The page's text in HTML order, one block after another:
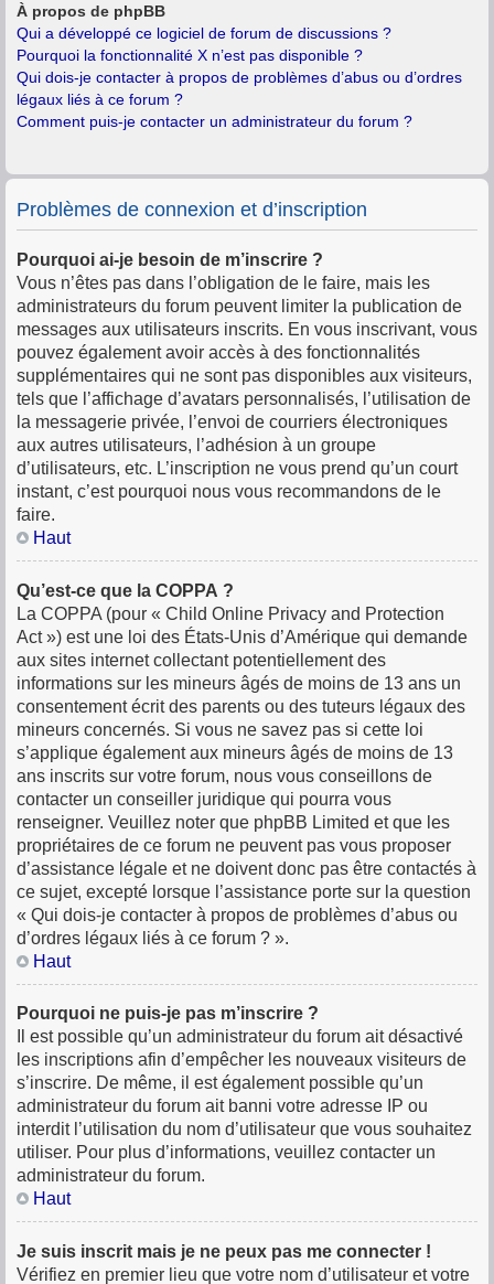
À propos de phpBB
Qui a développé ce logiciel de forum de discussions ?
Pourquoi la fonctionnalité X n’est pas disponible ?
Qui dois-je contacter à propos de problèmes d’abus ou d’ordres
légaux liés à ce forum ?
Comment puis-je contacter un administrateur du forum ?
Problèmes de connexion et d’inscription
Pourquoi ai-je besoin de m’inscrire ?
Vous n’êtes pas dans l’obligation de le faire, mais les
administrateurs du forum peuvent limiter la publication de
messages aux utilisateurs inscrits. En vous inscrivant, vous
pouvez également avoir accès à des fonctionnalités
supplémentaires qui ne sont pas disponibles aux visiteurs,
tels que l’affichage d’avatars personnalisés, l’utilisation de
la messagerie privée, l’envoi de courriers électroniques
aux autres utilisateurs, l’adhésion à un groupe
d’utilisateurs, etc. L’inscription ne vous prend qu’un court
instant, c’est pourquoi nous vous recommandons de le
faire.
Haut
Qu’est-ce que la COPPA ?
La COPPA (pour « Child Online Privacy and Protection
Act ») est une loi des États-Unis d’Amérique qui demande
aux sites internet collectant potentiellement des
informations sur les mineurs âgés de moins de 13 ans un
consentement écrit des parents ou des tuteurs légaux des
mineurs concernés. Si vous ne savez pas si cette loi
s’applique également aux mineurs âgés de moins de 13
ans inscrits sur votre forum, nous vous conseillons de
contacter un conseiller juridique qui pourra vous
renseigner. Veuillez noter que phpBB Limited et que les
propriétaires de ce forum ne peuvent pas vous proposer
d’assistance légale et ne doivent donc pas être contactés à
ce sujet, excepté lorsque l’assistance porte sur la question
« Qui dois-je contacter à propos de problèmes d’abus ou
d’ordres légaux liés à ce forum ? ».
Haut
Pourquoi ne puis-je pas m’inscrire ?
Il est possible qu’un administrateur du forum ait désactivé
les inscriptions afin d’empêcher les nouveaux visiteurs de
s’inscrire. De même, il est également possible qu’un
administrateur du forum ait banni votre adresse IP ou
interdit l’utilisation du nom d’utilisateur que vous souhaitez
utiliser. Pour plus d’informations, veuillez contacter un
administrateur du forum.
Haut
Je suis inscrit mais je ne peux pas me connecter !
Vérifiez en premier lieu que votre nom d’utilisateur et votre